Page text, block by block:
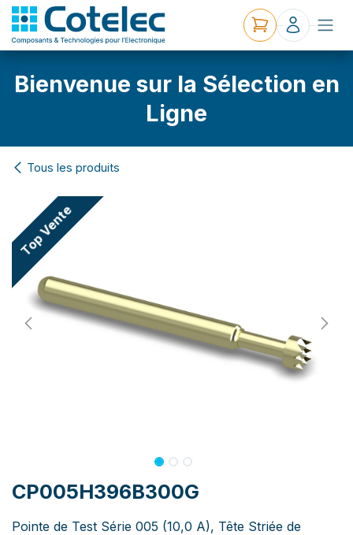
Bienvenue sur la Sélection en
Ligne
Tous les produits
Top Vente
CP005H396B300G
Pointe de Test Série 005 (10,0 A), Tête Striée de